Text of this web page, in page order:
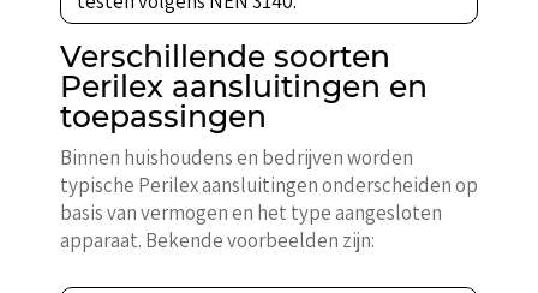
Verschillende soorten
Perilex aansluitingen en
toepassingen
Binnen huishoudens en bedrijven worden
typische Perilex aansluitingen onderscheiden op
basis van vermogen en het type aangesloten
apparaat. Bekende voorbeelden zijn: